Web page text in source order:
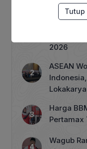
Berita
2026
ASEAN
Harga
Pertamax
Wagub
Tutup